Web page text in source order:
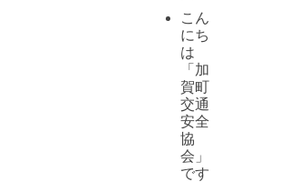
こん
にち
は
「加
賀町
交通
安全
協
会」
です